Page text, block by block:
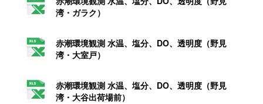
湾・ガラク）
赤潮環境観測 水温、塩分、DO、透明度（野見
湾・大室戸）
赤潮環境観測 水温、塩分、DO、透明度（野見
湾・大谷出荷場前）